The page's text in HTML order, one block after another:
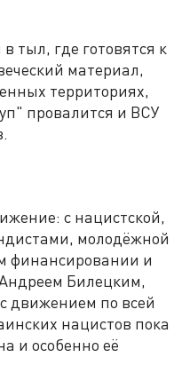
тыл, где готовятся к
материал,
территориях,
провалится и ВСУ
с нацистской,
молодёжной
финансировании и
Билецким,
движением по всей
нацистов пока
и особенно её